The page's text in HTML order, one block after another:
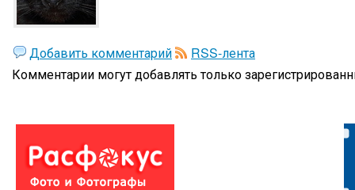
Добавить комментарий
RSS-лента
Комментарии могут добавлять только